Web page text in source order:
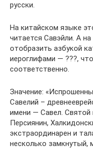
русски.
На китайском языке
читается Савэйли. А
отобразить азбукой
иероглифами — ???,
соответственно.
Значение:
Савелий –
имени — Савел. Святой
Персиянин,
экстраординарен и
несколько замкнутый,